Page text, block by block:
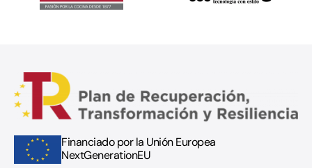
Financiado por la Unión Europea
NextGenerationEU